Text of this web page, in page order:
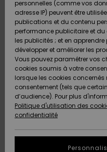
Surf
Snow
A
Surf
Snow
A
Snow
SNOW
Snow
Shop
Femme
A
OUTLET
Femme
AIDE &
CONTACT
Paiement
Carte
Cadeau
Quiksilver
Freedom
Protection
des
MAGASINS
QUIKSILVER
personnelles (comme vos
adresse IP) peuvent être
publications et du contenu
performance publicitaire et
les publicités ; et en
développer et améliorer les
Vous pouvez paramétrer vos
cookies soumis à votre
lorsque les cookies concernés
consentement (tels que
d’audience). Pour plus
Politique d'utilisation des
confidentialité